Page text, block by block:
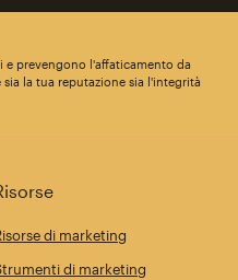
prevengono l'affaticamento da
la tua reputazione sia l'integrità
di marketing
di marketing